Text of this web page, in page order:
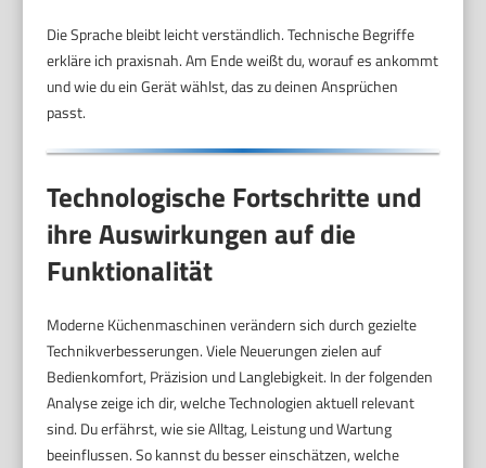
Die Sprache bleibt leicht verständlich. Technische Begriffe
erkläre ich praxisnah. Am Ende weißt du, worauf es ankommt
und wie du ein Gerät wählst, das zu deinen Ansprüchen
passt.
Technologische Fortschritte und
ihre Auswirkungen auf die
Funktionalität
Moderne Küchenmaschinen verändern sich durch gezielte
Technikverbesserungen. Viele Neuerungen zielen auf
Bedienkomfort, Präzision und Langlebigkeit. In der folgenden
Analyse zeige ich dir, welche Technologien aktuell relevant
sind. Du erfährst, wie sie Alltag, Leistung und Wartung
beeinflussen. So kannst du besser einschätzen, welche